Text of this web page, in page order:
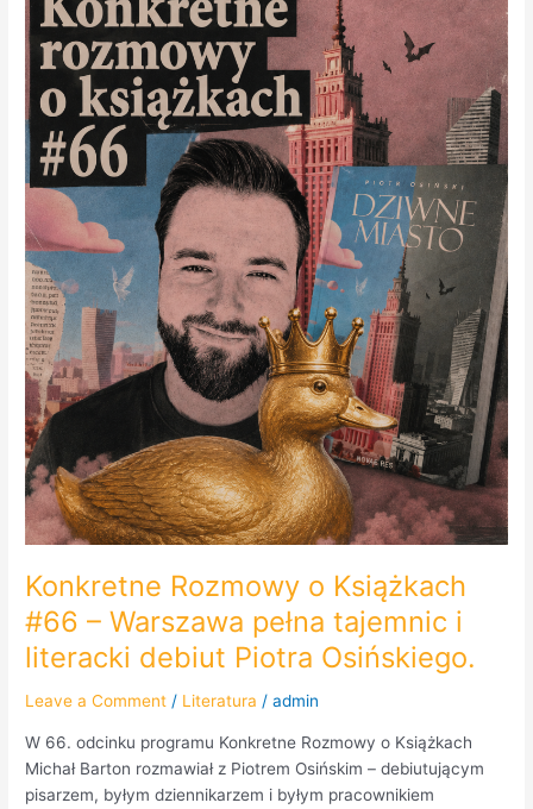
Konkretne Rozmowy o Książkach
#66 – Warszawa pełna tajemnic i
literacki debiut Piotra Osińskiego.
Leave a Comment / Literatura /admin
W 66. odcinku programu Konkretne Rozmowy o Książkach
Michał Barton rozmawiał z Piotrem Osińskim – debiutującym
pisarzem, byłym dziennikarzem i byłym pracownikiem
Rozmowy
o
Książkach
#66
–
Warszawa
pełna
tajemnic
i
literacki
debiut
Piotra
Osińskiego.